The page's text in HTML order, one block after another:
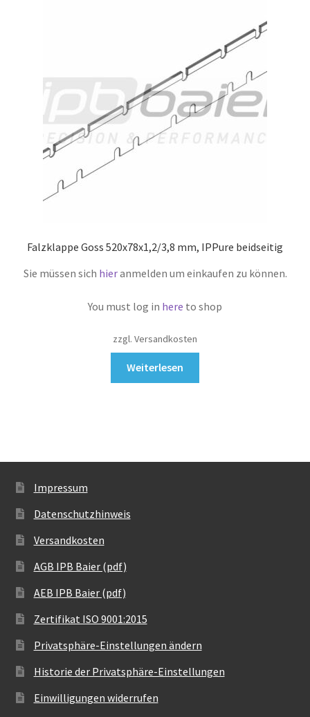
Falzklappe Goss 520x78x1,2/3,8 mm, IPPure beidseitig
Sie müssen sich hieranmelden um einkaufen zu können.
You must log in here to shop
zzgl. Versandkosten
Weiterlesen
Impressum
Datenschutzhinweis
Versandkosten
AGB IPB Baier (pdf)
AEB IPB Baier (pdf)
Zertifikat ISO 9001:2015
Privatsphäre-Einstellungen ändern
Historie der Privatsphäre-Einstellungen
Einwilligungen widerrufen